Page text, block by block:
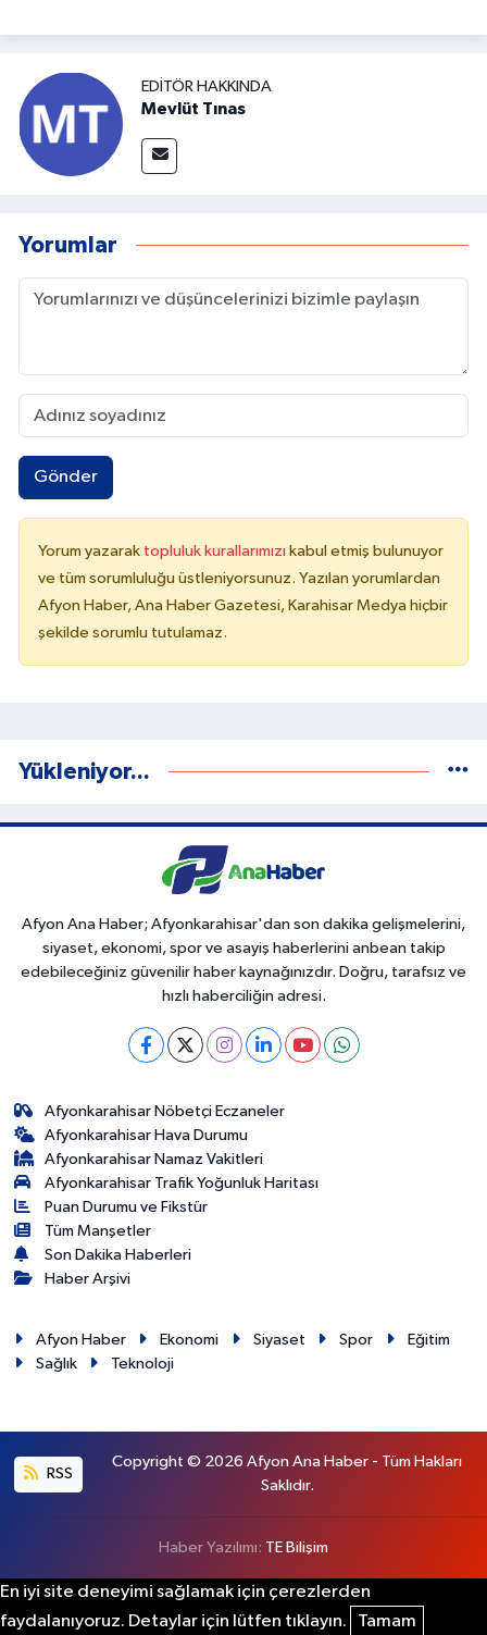
EDITÖR HAKKINDA
Mevlüt Tınas
Yorumlar
Gönder
Yorum yazarak topluluk kurallarımızı kabul etmiş bulunuyor
ve tüm sorumluluğu üstleniyorsunuz. Yazılan yorumlardan
Afyon Haber, Ana Haber Gazetesi, Karahisar Medya hiçbir
şekilde sorumlu tutulamaz.
Yükleniyor...
Afyon Ana Haber; Afyonkarahisar'dan son dakika gelişmelerini,
siyaset, ekonomi, spor ve asayiş haberlerini anbean takip
edebileceğiniz güvenilir haber kaynağınızdır. Doğru, tarafsız ve
hızlı haberciliğin adresi.
Afyonkarahisar Nöbetçi Eczaneler
Afyonkarahisar Hava Durumu
Afyonkarahisar Namaz Vakitleri
Afyonkarahisar Trafik Yoğunluk Haritası
Puan Durumu ve Fikstür
Tüm Manşetler
Son Dakika Haberleri
Haber Arşivi
Afyon Haber Ekonomi Siyaset Spor
Eğitim
Sağlık
Teknoloji
RSS
Copyright © 2026 Afyon Ana Haber - Tüm Hakları
Saklıdır.
Haber Yazılımı: TE Bilişim
En iyi site deneyimi sağlamak için çerezlerden
faydalanıyoruz. Detaylar için lütfen tıklayın.
Tamam